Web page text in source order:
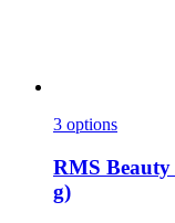
3 options
RMS Beauty
g)